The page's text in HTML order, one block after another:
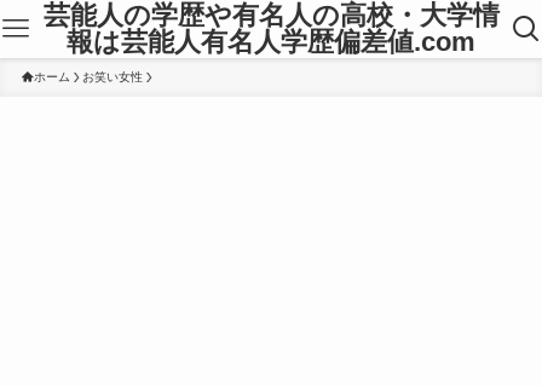
芸能人の学歴や有名人の高校・大学情
報は芸能人有名人学歴偏差値.com
ホーム お笑い女性